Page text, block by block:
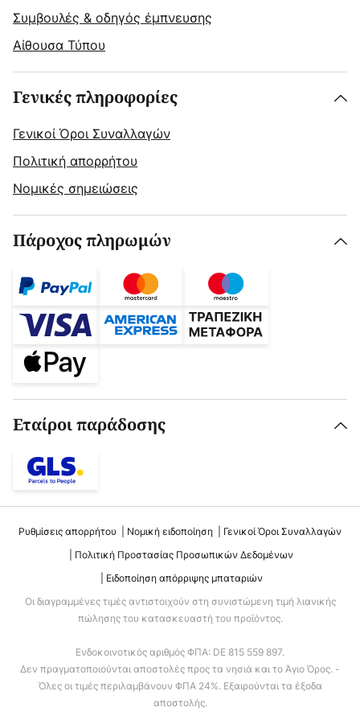
Συμβουλές & οδηγός έμπνευσης
Αίθουσα Τύπου
Γενικές πληροφορίες
Γενικοί Όροι Συναλλαγών
Πολιτική απορρήτου
Νομικές σημειώσεις
Πάροχος πληρωμών
Εταίροι παράδοσης
Ρυθμίσεις απορρήτου Νομική ειδοποίηση
Γενικοί Όροι Συναλλαγών
Πολιτική Προστασίας Προσωπικών Δεδομένων
Ειδοποίηση απόρριψης μπαταριών
Οι διαγραμμένες τιμές αντιστοιχούν στη συνιστώμενη τιμή λιανικής
πώλησης του κατασκευαστή του προϊόντος.
Ενδοκοινοτικός αριθμός ΦΠΑ: DE 815 559 897.
Δεν πραγματοποιούνται αποστολές προς τα νησιά και το Άγιο Όρος. -
Όλες οι τιμές περιλαμβάνουν ΦΠΑ 24%. Εξαιρούνται τα έξοδα
αποστολής.